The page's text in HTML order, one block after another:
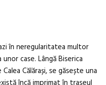
în neregularitatea multor
case. Lângă Biserica
Călărași, se găsește una